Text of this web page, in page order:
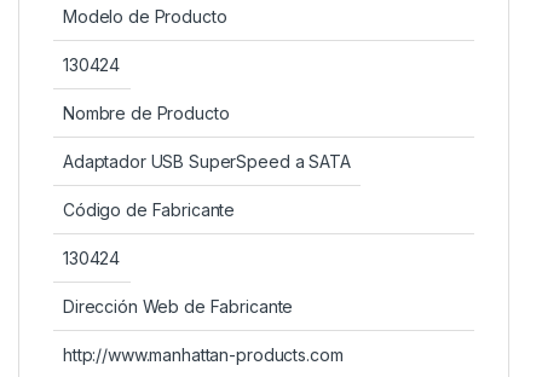
Modelo de Producto
130424
Nombre de Producto
Adaptador USB SuperSpeed a SATA
Código de Fabricante
130424
Dirección Web de Fabricante
http://www.manhattan-products.com